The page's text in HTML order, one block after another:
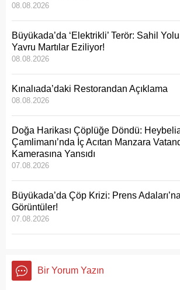
08.08.2026
Büyükada’da ‘Elektrikli’ Terör: Sahil
Yavru Martılar Eziliyor!
08.08.2026
Kınalıada’daki Restorandan Açıklama
08.08.2026
Doğa Harikası Çöplüğe Döndü:
Çamlimanı’nda İç Acıtan Manzara
Kamerasına Yansıdı
07.08.2026
Büyükada’da Çöp Krizi: Prens
Görüntüler!
07.08.2026
Bir Yorum Yazın